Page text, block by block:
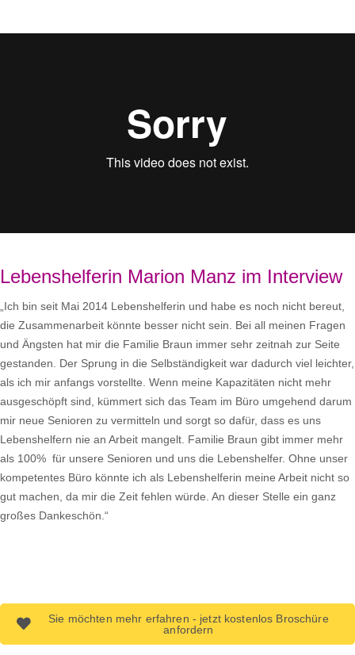
Lebenshelferin Marion Manz im Interview
„Ich bin seit Mai 2014 Lebenshelferin und habe es noch nicht bereut,
die Zusammenarbeit könnte besser nicht sein. Bei all meinen Fragen
und Ängsten hat mir die Familie Braun immer sehr zeitnah zur Seite
gestanden. Der Sprung in die Selbständigkeit war dadurch viel leichter,
als ich mir anfangs vorstellte. Wenn meine Kapazitäten nicht mehr
ausgeschöpft sind, kümmert sich das Team im Büro umgehend darum
mir neue Senioren zu vermitteln und sorgt so dafür, dass es uns
Lebenshelfern nie an Arbeit mangelt. Familie Braun gibt immer mehr
als 100% für unsere Senioren und uns die Lebenshelfer. Ohne unser
kompetentes Büro könnte ich als Lebenshelferin meine Arbeit nicht so
gut machen, da mir die Zeit fehlen würde. An dieser Stelle ein ganz
großes Dankeschön.“
Sie möchten mehr erfahren - jetzt kostenlos Broschüre
anfordern